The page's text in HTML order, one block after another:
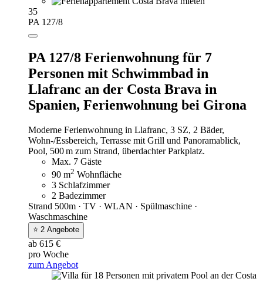
35
PA 127/8
PA 127/8 Ferienwohnung für 7
Personen mit Schwimmbad in
Llafranc an der Costa Brava in
Spanien, Ferienwohnung bei Girona
Moderne Ferienwohnung in Llafranc, 3 SZ, 2 Bäder,
Wohn-/Essbereich, Terrasse mit Grill und Panoramablick,
Pool, 500 m zum Strand, überdachter Parkplatz.
Max. 7 Gäste
90 m2 Wohnfläche
3 Schlafzimmer
2 Badezimmer
Strand 500m · TV · WLAN · Spülmaschine ·
Waschmaschine
⭐ 2 Angebote
ab 615 €
pro Woche
zum Angebot